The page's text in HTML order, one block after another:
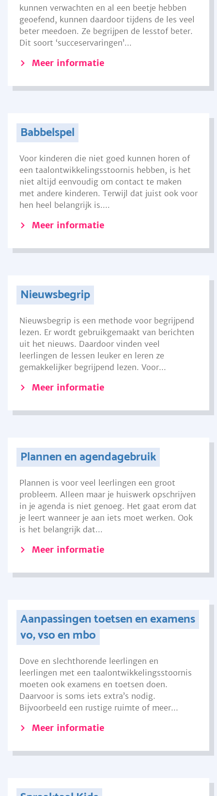
kunnen verwachten en al een beetje hebben
geoefend, kunnen daardoor tijdens de les veel
beter meedoen. Ze begrijpen de lesstof beter.
Dit soort ‘succeservaringen’...
Meer informatie
Babbelspel
Voor kinderen die niet goed kunnen horen of
een taalontwikkelingsstoornis hebben, is het
niet altijd eenvoudig om contact te maken
met andere kinderen. Terwijl dat juist ook voor
hen heel belangrijk is....
Meer informatie
Nieuwsbegrip
Nieuwsbegrip is een methode voor begrijpend
lezen. Er wordt gebruikgemaakt van berichten
uit het nieuws. Daardoor vinden veel
leerlingen de lessen leuker en leren ze
gemakkelijker begrijpend lezen. Voor...
Meer informatie
Plannen en agendagebruik
Plannen is voor veel leerlingen een groot
probleem. Alleen maar je huiswerk opschrijven
in je agenda is niet genoeg. Het gaat erom dat
je leert wanneer je aan iets moet werken. Ook
is het belangrijk dat...
Meer informatie
Aanpassingen toetsen en examens
vo, vso en mbo
Dove en slechthorende leerlingen en
leerlingen met een taalontwikkelingsstoornis
moeten ook examens en toetsen doen.
Daarvoor is soms iets extra’s nodig.
Bijvoorbeeld een rustige ruimte of meer...
Meer informatie